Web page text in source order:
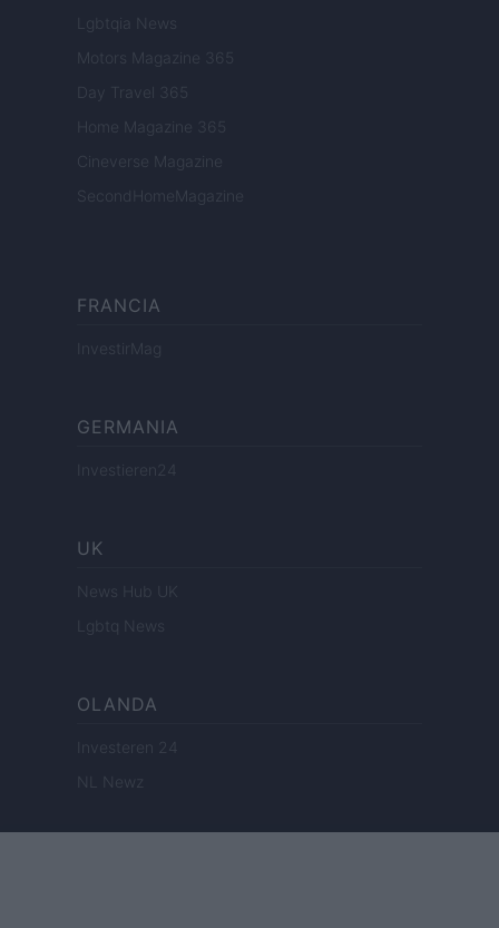
Lgbtqia News
Motors Magazine 365
Day Travel 365
Home Magazine 365
Cineverse Magazine
SecondHomeMagazine
FRANCIA
InvestirMag
GERMANIA
Investieren24
UK
News Hub UK
Lgbtq News
OLANDA
Investeren 24
NL Newz